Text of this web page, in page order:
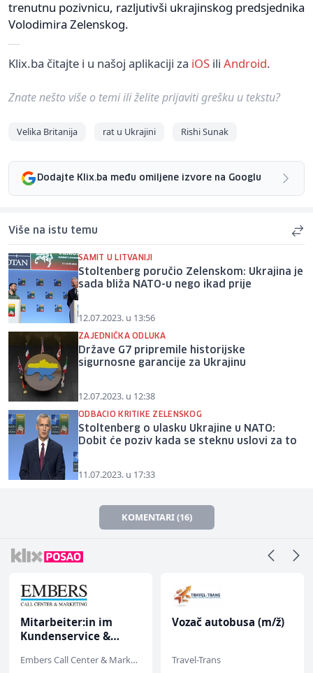
trenutnu pozivnicu, razljutivši ukrajinskog predsjednika
Volodimira Zelenskog.
Klix.ba čitajte i u našoj aplikaciji za iOS ili Android.
Znate nešto više o temi ili želite prijaviti grešku u tekstu?
Velika Britanija rat u Ukrajini Rishi Sunak
Dodajte Klix.ba među omiljene izvore na Googlu
Više na istu temu
SAMIT U LITVANIJI
Stoltenberg poručio Zelenskom: Ukrajina je
sada bliža NATO-u nego ikad prije
12.07.2023. u 13:56
ZAJEDNIČKA ODLUKA
Države G7 pripremile historijske
sigurnosne garancije za Ukrajinu
12.07.2023. u 12:38
ODBACIO KRITIKE ZELENSKOG
Stoltenberg o ulasku Ukrajine u NATO:
Dobit će poziv kada se steknu uslovi za to
11.07.2023. u 17:33
KOMENTARI (16)
Vozač autobusa (m/ž)
Travel-Trans
NK pomoćni radnik
Mountain